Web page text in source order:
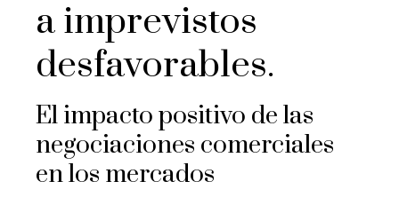
a imprevistos
desfavorables.
El impacto positivo de las
negociaciones comerciales
en los mercados